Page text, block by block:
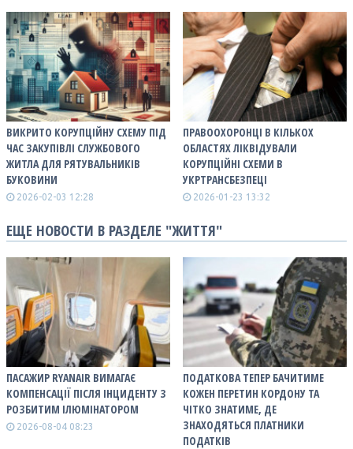
ВИКРИТО КОРУПЦІЙНУ СХЕМУ ПІД
ЧАС ЗАКУПІВЛІ СЛУЖБОВОГО
ЖИТЛА ДЛЯ РЯТУВАЛЬНИКІВ
БУКОВИНИ
2026-02-03 12:28
ПРАВООХОРОНЦІ В КІЛЬКОХ
ОБЛАСТЯХ ЛІКВІДУВАЛИ
КОРУПЦІЙНІ СХЕМИ В
УКРТРАНСБЕЗПЕЦІ
2026-01-23 13:32
ЕЩЕ НОВОСТИ В РАЗДЕЛЕ "ЖИТТЯ"
ПАСАЖИР RYANAIR ВИМАГАЄ
КОМПЕНСАЦІЇ ПІСЛЯ ІНЦИДЕНТУ З
РОЗБИТИМ ІЛЮМІНАТОРОМ
2026-08-04 08:23
ПОДАТКОВА ТЕПЕР БАЧИТИМЕ
КОЖЕН ПЕРЕТИН КОРДОНУ ТА
ЧІТКО ЗНАТИМЕ, ДЕ
ЗНАХОДЯТЬСЯ ПЛАТНИКИ
ПОДАТКІВ